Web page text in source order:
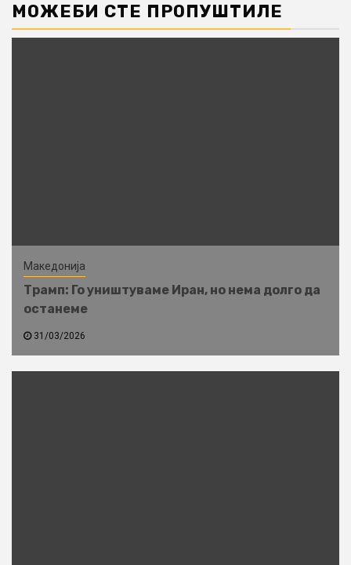
МОЖЕБИ СТЕ ПРОПУШТИЛЕ
Македонија
Трамп: Го уништуваме Иран, но нема долго да
останеме
31/03/2026